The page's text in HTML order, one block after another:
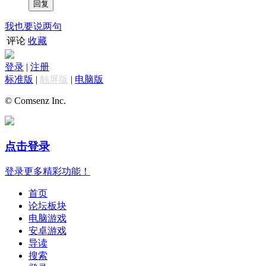
我也要说两句
评论 收藏
登录 | 注册
标准版 | 触屏版 | 电脑版
© Comsenz Inc.
点击登录
登录更多精彩功能！
首页
论坛板块
电脑游戏
安卓游戏
导读
搜索